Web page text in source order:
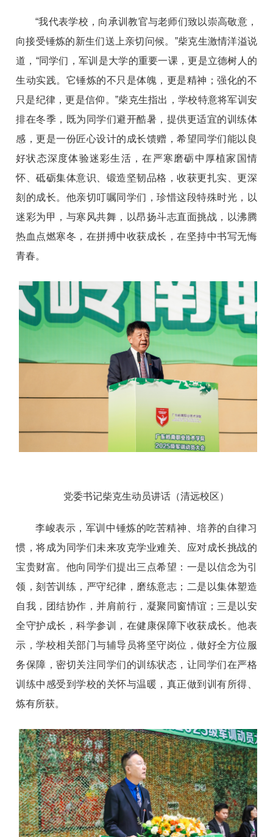
“我代表学校，向承训教官与老师们致以崇高敬意，
向接受锤炼的新生们送上亲切问候。”柴克生激情洋溢说
道，“同学们，军训是大学的重要一课，更是立德树人的
生动实践。它锤炼的不只是体魄，更是精神；强化的不
只是纪律，更是信仰。”柴克生指出，学校特意将军训安
排在冬季，既为同学们避开酷暑，提供更适宜的训练体
感，更是一份匠心设计的成长馈赠，希望同学们能以良
好状态深度体验迷彩生活，在严寒磨砺中厚植家国情
怀、砥砺集体意识、锻造坚韧品格，收获更扎实、更深
刻的成长。他亲切叮嘱同学们，珍惜这段特殊时光，以
迷彩为甲，与寒风共舞，以昂扬斗志直面挑战，以沸腾
热血点燃寒冬，在拼搏中收获成长，在坚持中书写无悔
青春。
党委书记柴克生动员讲话（清远校区）
李峻表示，军训中锤炼的吃苦精神、培养的自律习
惯，将成为同学们未来攻克学业难关、应对成长挑战的
宝贵财富。他向同学们提出三点希望：一是以信念为引
领，刻苦训练，严守纪律，磨练意志；二是以集体塑造
自我，团结协作，并肩前行，凝聚同窗情谊；三是以安
全守护成长，科学参训，在健康保障下收获成长。他表
示，学校相关部门与辅导员将坚守岗位，做好全方位服
务保障，密切关注同学们的训练状态，让同学们在严格
训练中感受到学校的关怀与温暖，真正做到训有所得、
炼有所获。